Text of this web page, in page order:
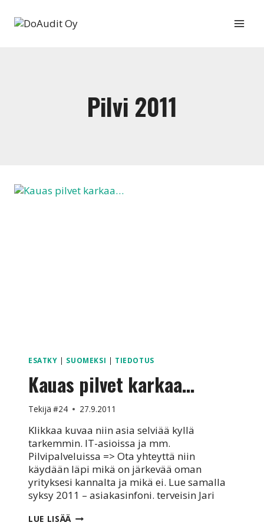
sisältöön
Pilvi 2011
ESATKY | SUOMEKSI | TIEDOTUS
Kauas pilvet karkaa…
Tekijä #24 27.9.2011
Klikkaa kuvaa niin asia selviää kyllä
tarkemmin. IT-asioissa ja mm.
Pilvipalveluissa => Ota yhteyttä niin
käydään läpi mikä on järkevää oman
yrityksesi kannalta ja mikä ei. Lue samalla
syksy 2011 – asiakasinfoni. terveisin Jari
LUE LISÄÄ KAUAS